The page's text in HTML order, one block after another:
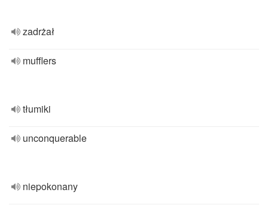
zadrżał
mufflers
tłumiki
unconquerable
niepokonany